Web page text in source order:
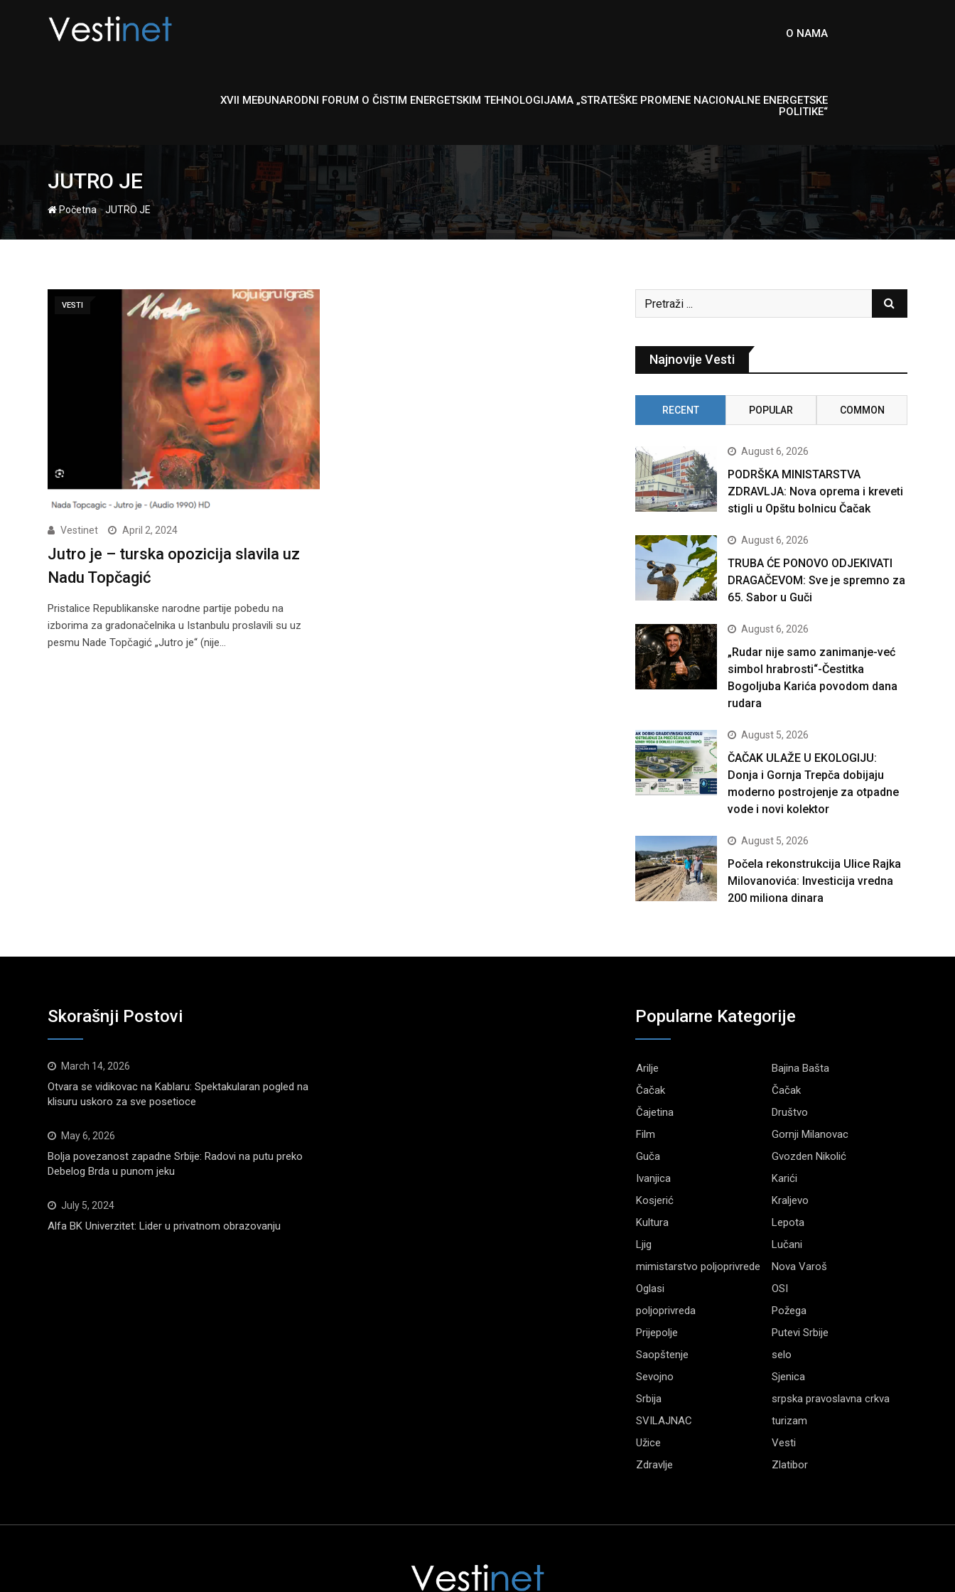
O NAMA
XVII MEĐUNARODNI FORUM O ČISTIM ENERGETSKIM TEHNOLOGIJAMA „STRATEŠKE PROMENE NACIONALNE ENERGETSKE
POLITIKE“
JUTRO JE
Početna-JUTRO JE
VESTI
Vestinet April 2, 2024
Jutro je – turska opozicija slavila uz
Nadu Topčagić
Pristalice Republikanske narodne partije pobedu na
izborima za gradonačelnika u Istanbulu proslavili su uz
pesmu Nade Topčagić „Jutro je“ (nije…
Najnovije Vesti
RECENT POPULAR COMMON
August 6, 2026
PODRŠKA MINISTARSTVA
ZDRAVLJA: Nova oprema i kreveti
stigli u Opštu bolnicu Čačak
August 6, 2026
TRUBA ĆE PONOVO ODJEKIVATI
DRAGAČEVOM: Sve je spremno za
65. Sabor u Guči
August 6, 2026
„Rudar nije samo zanimanje-već
simbol hrabrosti“-Čestitka
Bogoljuba Karića povodom dana
rudara
August 5, 2026
ČAČAK ULAŽE U EKOLOGIJU:
Donja i Gornja Trepča dobijaju
moderno postrojenje za otpadne
vode i novi kolektor
August 5, 2026
Počela rekonstrukcija Ulice Rajka
Milovanovića: Investicija vredna
200 miliona dinara
Skorašnji Postovi
March 14, 2026
Otvara se vidikovac na Kablaru: Spektakularan pogled na
klisuru uskoro za sve posetioce
May 6, 2026
Bolja povezanost zapadne Srbije: Radovi na putu preko
Debelog Brda u punom jeku
July 5, 2024
Alfa BK Univerzitet: Lider u privatnom obrazovanju
Popularne Kategorije
Arilje
Bajina Bašta
Čačak
Čačak
Čajetina
Društvo
Film
Gornji Milanovac
Guča
Gvozden Nikolić
Ivanjica
Karići
Kosjerić
Kraljevo
Kultura
Lepota
Ljig
Lučani
mimistarstvo poljoprivrede
Nova Varoš
Oglasi
OSI
poljoprivreda
Požega
Prijepolje
Putevi Srbije
Saopštenje
selo
Sevojno
Sjenica
Srbija
srpska pravoslavna crkva
SVILAJNAC
turizam
Užice
Vesti
Zdravlje
Zlatibor